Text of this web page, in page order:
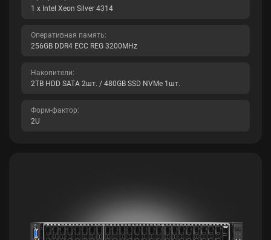
1 x Intel Xeon Silver 4314
Оперативная память:
256GB DDR4 ECC REG 3200MHz
Накопители:
2TB HDD SATA 2шт. / 480GB SSD NVMe 1шт.
Форм-фактор:
2U